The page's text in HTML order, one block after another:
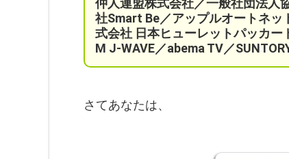
仲人連盟株式会社／一般社団法人
社Smart Be／アップルオートネッ
式会社 日本ヒューレットパッカ
M J-WAVE／abema TV／
さてあなたは、